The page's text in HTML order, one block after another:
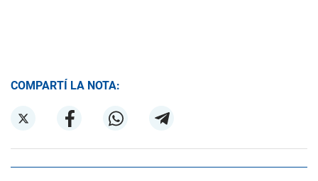
COMPARTÍ LA NOTA: